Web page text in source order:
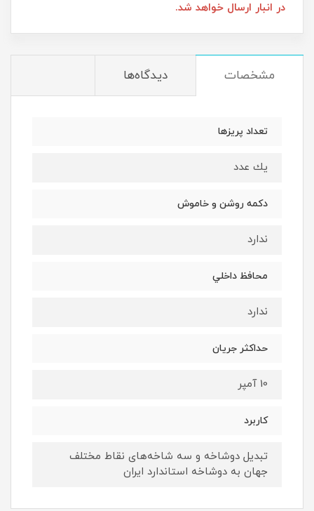
در انبار ارسال خواهد شد.
مشخصات دیدگاه‌ها
تعداد پريزها
يك عدد
دكمه روشن و خاموش
ندارد
محافظ داخلي
ندارد
حداكثر جريان
10 آمپر
كاربرد
تبدیل دوشاخه و سه شاخه‌های نقاط مختلف
جهان به دوشاخه استاندارد ایران